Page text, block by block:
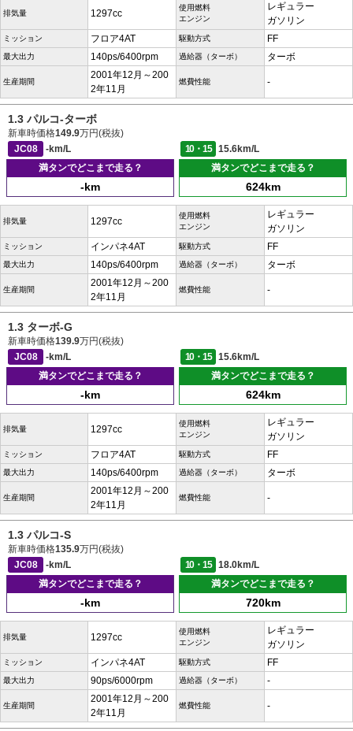
排気量 1297cc
使用燃料
エンジン
レギュラー
ガソリン
ミッション フロア4AT 駆動方式 FF
最大出力 140ps/6400rpm 過給器（ターボ） ターボ
生産期間
2001年12月～200
2年11月
燃費性能 -
1.3 パルコ-ターボ
新車時価格149.9万円(税抜)
JC08
-km/L 10・15
15.6km/L
満タンでどこまで走る？
-km
満タンでどこまで走る？
624km
排気量 1297cc
使用燃料
エンジン
レギュラー
ガソリン
ミッション インパネ4AT 駆動方式 FF
最大出力 140ps/6400rpm 過給器（ターボ） ターボ
生産期間
2001年12月～200
2年11月
燃費性能 -
1.3 ターボ-G
新車時価格139.9万円(税抜)
JC08
-km/L 10・15
15.6km/L
満タンでどこまで走る？
-km
満タンでどこまで走る？
624km
排気量 1297cc
使用燃料
エンジン
レギュラー
ガソリン
ミッション フロア4AT 駆動方式 FF
最大出力 140ps/6400rpm 過給器（ターボ） ターボ
生産期間
2001年12月～200
2年11月
燃費性能 -
1.3 パルコ-S
新車時価格135.9万円(税抜)
JC08
-km/L 10・15
18.0km/L
満タンでどこまで走る？
-km
満タンでどこまで走る？
720km
排気量 1297cc
使用燃料
エンジン
レギュラー
ガソリン
ミッション インパネ4AT 駆動方式 FF
最大出力 90ps/6000rpm 過給器（ターボ） -
生産期間
2001年12月～200
2年11月
燃費性能 -